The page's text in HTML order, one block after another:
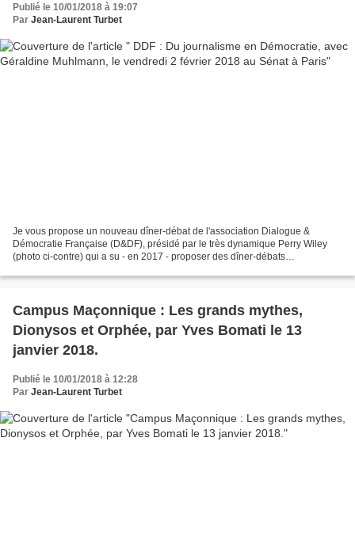
Publié le 10/01/2018 à 19:07
Par Jean-Laurent Turbet
Je vous propose un nouveau dîner-débat de l'association Dialogue &
Démocratie Française (D&DF), présidé par le très dynamique Perry Wiley
(photo ci-contre) qui a su - en 2017 - proposer des dîner-débats
Campus Maçonnique : Les grands mythes,
Dionysos et Orphée, par Yves Bomati le 13
janvier 2018.
Publié le 10/01/2018 à 12:28
Par Jean-Laurent Turbet